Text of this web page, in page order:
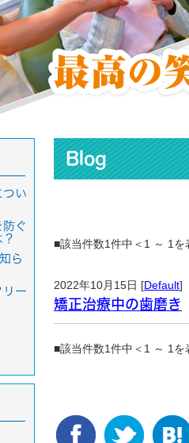
Blog
■該当件数1件中＜1 ～ 1を
2022年10月15日 [Default]
矯正治療中の歯磨き
■該当件数1件中＜1 ～ 1を
つい
ぐ
ら
リー